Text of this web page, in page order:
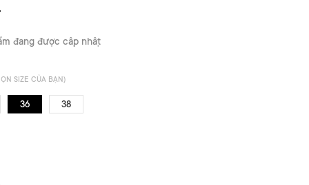
đang được cập nhật
SIZE CỦA BẠN)
36 38